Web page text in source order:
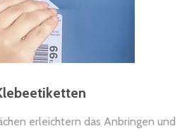
erleichtern das Anbringen und